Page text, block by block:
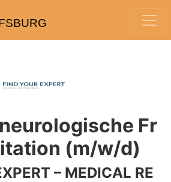
Fr
(m/w/d)
– MEDICAL RE